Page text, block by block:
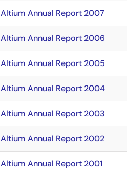
Altium Annual Report 2007
Altium Annual Report 2006
Altium Annual Report 2005
Altium Annual Report 2004
Altium Annual Report 2003
Altium Annual Report 2002
Altium Annual Report 2001